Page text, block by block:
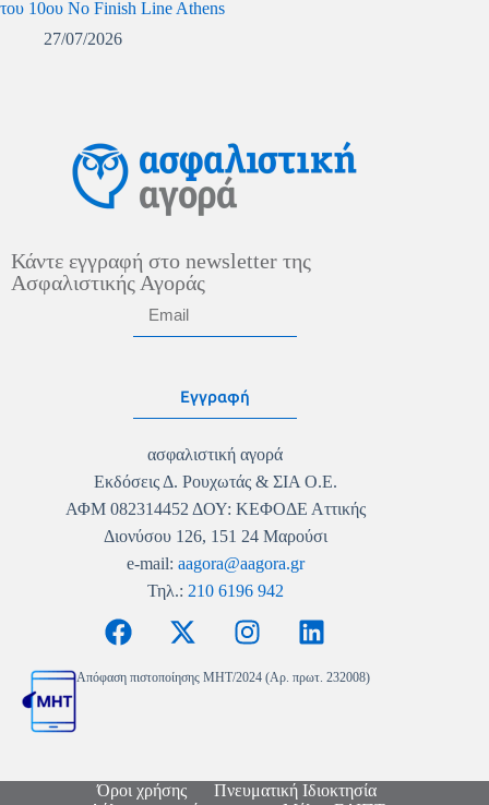
του 10ου No Finish Line Athens
27/07/2026
Κάντε εγγραφή στο newsletter της
Ασφαλιστικής Αγοράς
Εγγραφή
ασφαλιστική αγορά
Εκδόσεις Δ. Ρουχωτάς & ΣΙΑ Ο.Ε.
ΑΦΜ 082314452 ΔΟΥ: ΚΕΦΟΔΕ Αττικής
Διονύσου 126, 151 24 Μαρούσι
e-mail: aagora@aagora.gr
Τηλ.: 210 6196 942
Απόφαση πιστοποίησης MHT/2024 (Αρ. πρωτ. 232008)
Όροι χρήσης
Πνευματική Ιδιοκτησία